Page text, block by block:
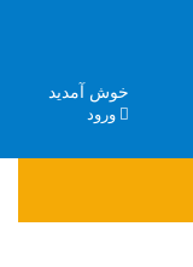
خوش آمدید
ورود